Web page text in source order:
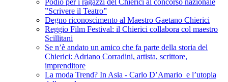
Podio per i ragazzi del Chierici al concorso nazionale
”Scrivere il Teatro”
Degno riconoscimento al Maestro Gaetano Chierici
Reggio Film Festival: il Chierici collabora col maestro
Scillitani
Se n’è andato un amico che fa parte della storia del
Chierici: Adriano Corradini, artista, scrittore,
imprenditore
La moda Trend? In Asia - Carlo D’Amario e l’utopia